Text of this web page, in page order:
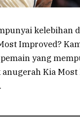
kelebihan
Improved?
yang
Kia